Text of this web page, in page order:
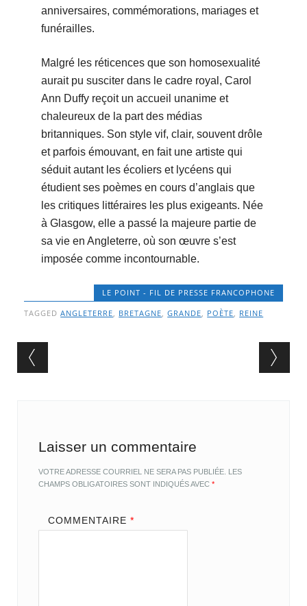
anniversaires, commémorations, mariages et
funérailles.
Malgré les réticences que son homosexualité
aurait pu susciter dans le cadre royal, Carol
Ann Duffy reçoit un accueil unanime et
chaleureux de la part des médias
britanniques. Son style vif, clair, souvent drôle
et parfois émouvant, en fait une artiste qui
séduit autant les écoliers et lycéens qui
étudient ses poèmes en cours d’anglais que
les critiques littéraires les plus exigeants. Née
à Glasgow, elle a passé la majeure partie de
sa vie en Angleterre, où son œuvre s’est
imposée comme incontournable.
LE POINT - FIL DE PRESSE FRANCOPHONE
TAGGEDANGLETERRE, BRETAGNE,GRANDE, POÈTE, REINE
Post navigation
Laisser un commentaire
VOTRE ADRESSE COURRIEL NE SERA PAS PUBLIÉE. LES
CHAMPS OBLIGATOIRES SONT INDIQUÉS AVEC*
COMMENTAIRE *